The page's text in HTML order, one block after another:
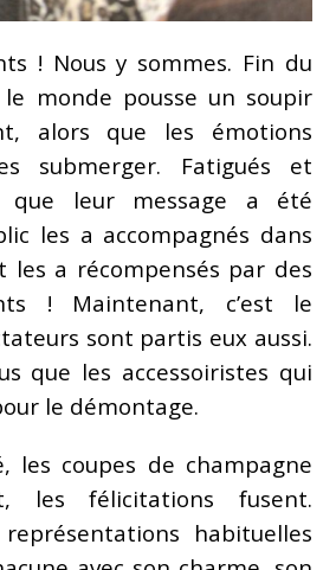
! Nous y sommes. Fin du
monde pousse un soupir
alors que les émotions
submerger. Fatigués et
que leur message a été
les a accompagnés dans
a récompensés par des
! Maintenant, c’est le
sont partis eux aussi.
que les accessoiristes qui
le démontage.
les coupes de champagne
les félicitations fusent.
habituelles